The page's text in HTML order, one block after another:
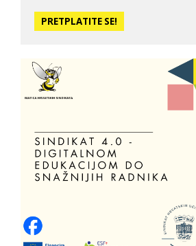
Hotel Vila Ružica Crikvenica
Odmor
Villa Baranja – popust na smještaj
Povoljnosti
Optika Adrialeće – online i fizičke
optike